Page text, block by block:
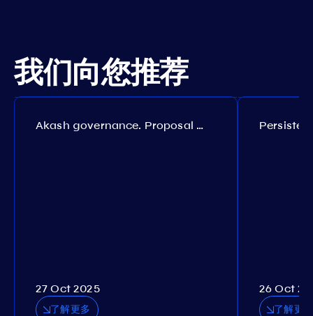
我们向您推荐
Akash governance. Proposal №308
27 Oct 2025
了解更多
26 Oct
了解更